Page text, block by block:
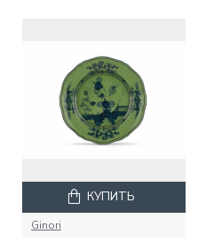
Ginori
КУПИТЬ